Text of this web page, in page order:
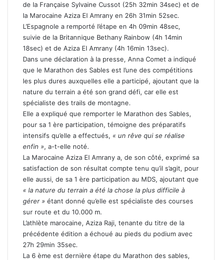
de la Française Sylvaine Cussot (25h 32min 34sec) et de
la Marocaine Aziza El Amrany en 26h 31min 52sec.
L’Espagnole a remporté l’étape en 4h 09min 48sec,
suivie de la Britannique Bethany Rainbow (4h 14min
18sec) et de Aziza El Amrany (4h 16min 13sec).
Dans une déclaration à la presse, Anna Comet a indiqué
que le Marathon des Sables est l’une des compétitions
les plus dures auxquelles elle a participé, ajoutant que la
nature du terrain a été son grand défi, car elle est
spécialiste des trails de montagne.
Elle a expliqué que remporter le Marathon des Sables,
pour sa 1 ère participation, témoigne des préparatifs
intensifs qu’elle a effectués, « un rêve qui se réalise
enfin », a-t-elle noté.
La Marocaine Aziza El Amrany a, de son côté, exprimé sa
satisfaction de son résultat compte tenu qu’il s’agit, pour
elle aussi, de sa 1 ère participation au MDS, ajoutant que
« la nature du terrain a été la chose la plus difficile à
gérer » étant donné qu’elle est spécialiste des courses
sur route et du 10.000 m.
L’athlète marocaine, Aziza Raji, tenante du titre de la
précédente édition a échoué au pieds du podium avec
27h 29min 35sec.
La 6 ème est dernière étape du Marathon des sables,